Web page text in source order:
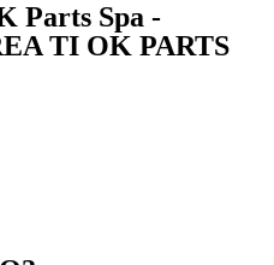
Parts Spa -
TI OK PARTS